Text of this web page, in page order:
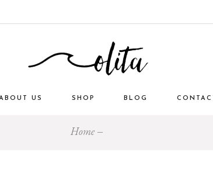
US SHOP BLOG
Home